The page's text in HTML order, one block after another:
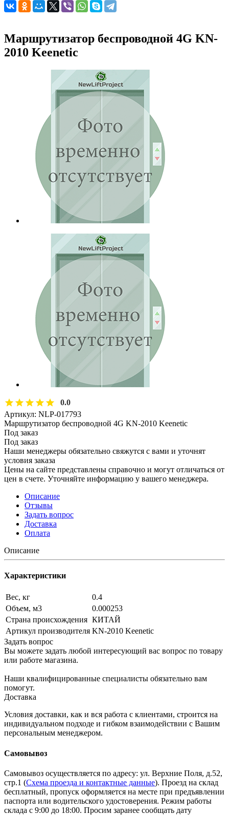
Маршрутизатор беспроводной 4G KN-
2010 Keenetic
0.0
Артикул: NLP-017793
Маршрутизатор беспроводной 4G KN-2010 Keenetic
Под заказ
Под заказ
Наши менеджеры обязательно свяжутся с вами и уточнят
условия заказа
Цены на сайте представлены справочно и могут отличаться от
цен в счете. Уточняйте информацию у вашего менеджера.
Описание
Отзывы
Задать вопрос
Доставка
Оплата
Описание
Характеристики
Вес, кг
0.4
Объем, м3
0.000253
Страна происхождения КИТАЙ
Артикул производителя KN-2010 Keenetic
Задать вопрос
Вы можете задать любой интересующий вас вопрос по товару
или работе магазина.
Наши квалифицированные специалисты обязательно вам
помогут.
Доставка
Условия доставки, как и вся работа с клиентами, строится на
индивидуальном подходе и гибком взаимодействии с Вашим
персональным менеджером.
Самовывоз
Самовывоз осуществляется по адресу: ул. Верхние Поля, д.52,
стр.1 (Схема проезда и контактные данные). Проезд на склад
бесплатный, пропуск оформляется на месте при предъявлении
паспорта или водительского удостоверения. Режим работы
склада с 9:00 до 18:00. Просим заранее сообщать дату